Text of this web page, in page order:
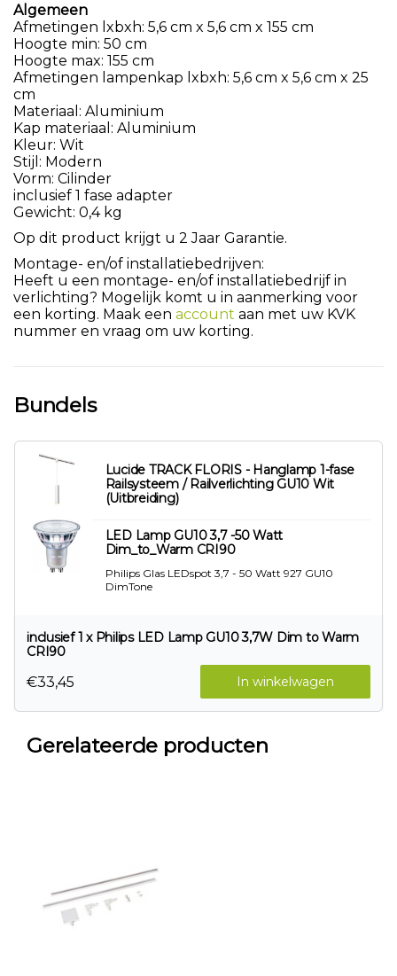
Algemeen
Afmetingen lxbxh: 5,6 cm x 5,6 cm x 155 cm
Hoogte min: 50 cm
Hoogte max: 155 cm
Afmetingen lampenkap lxbxh: 5,6 cm x 5,6 cm x 25
cm
Materiaal: Aluminium
Kap materiaal: Aluminium
Kleur: Wit
Stijl: Modern
Vorm: Cilinder
inclusief 1 fase adapter
Gewicht: 0,4 kg
Op dit product krijgt u 2 Jaar Garantie.
Montage- en/of installatiebedrijven:
Heeft u een montage- en/of installatiebedrijf in
verlichting? Mogelijk komt u in aanmerking voor
een korting. Maak een account aan met uw KVK
nummer en vraag om uw korting.
Bundels
Lucide TRACK FLORIS - Hanglamp 1-fase
Railsysteem / Railverlichting GU10 Wit
(Uitbreiding)
LED Lamp GU10 3,7 -50 Watt
Dim_to_Warm CRI90
Philips Glas LEDspot 3,7 - 50 Watt 927 GU10
DimTone
inclusief 1 x Philips LED Lamp GU10 3,7W Dim to Warm
CRI90
In winkelwagen
€33,45
Gerelateerde producten